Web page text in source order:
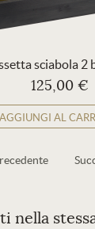
sciabola 2
125,00 €
AGGIUNGI AL
nella